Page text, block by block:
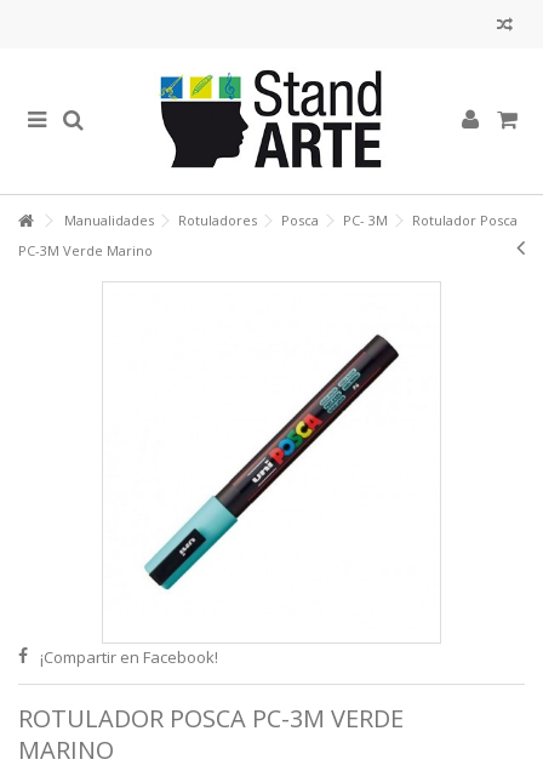
Manualidades Rotuladores Posca PC- 3M
Rotulador Posca
PC-3M Verde Marino
¡Compartir en Facebook!
ROTULADOR POSCA PC-3M VERDE
MARINO